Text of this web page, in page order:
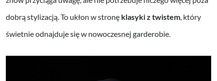
dobrą stylizacją. To ukłon w stronę klasyki z twistem, który
świetnie odnajduje się w nowoczesnej garderobie.